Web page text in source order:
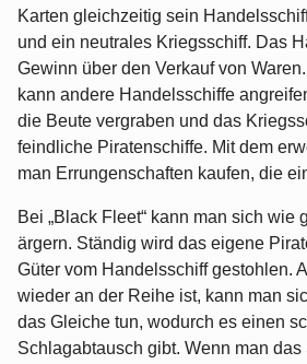
Karten gleichzeitig sein
und ein neutrales Kriegsschiff. Das
Gewinn über den Verkauf von
kann andere Handelsschiffe
die Beute vergraben und das
feindliche Piratenschiffe. Mit dem
man Errungenschaften kaufen, die
Bei „Black Fleet“ kann man sich wie
ärgern. Ständig wird das eigene
Güter vom Handelsschiff gestohlen.
wieder an der Reihe ist, kann man
das Gleiche tun, wodurch es einen
Schlagabtausch gibt. Wenn man